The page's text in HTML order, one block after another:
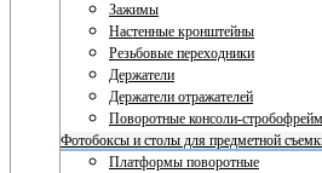
Зажимы
Настенные кронштейны
Резьбовые переходники
Держатели
Держатели отражателей
Поворотные консоли-
Фотобоксы и столы для предметной
Платформы поворотные